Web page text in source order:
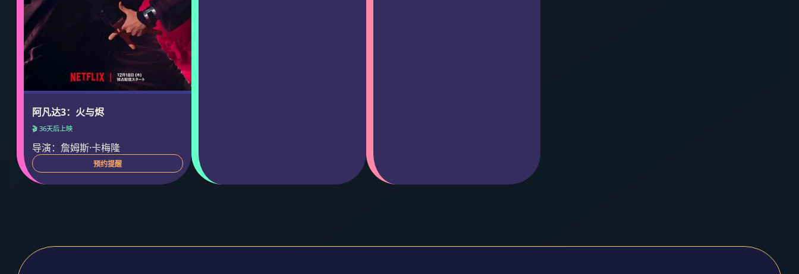
阿凡达3：火与烬
🎬 36天后上映
导演：詹姆斯·卡梅隆
预约提醒